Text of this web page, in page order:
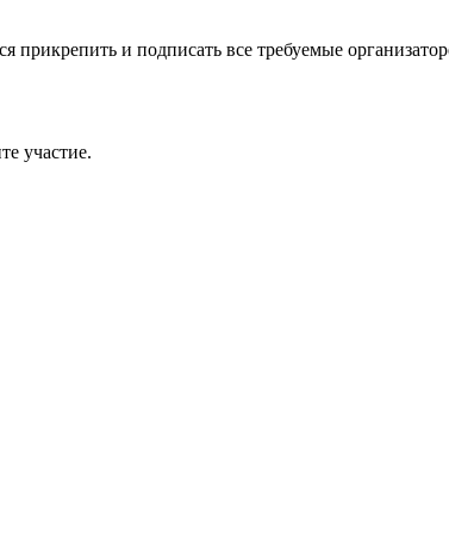
прикрепить и подписать все требуемые
участие.